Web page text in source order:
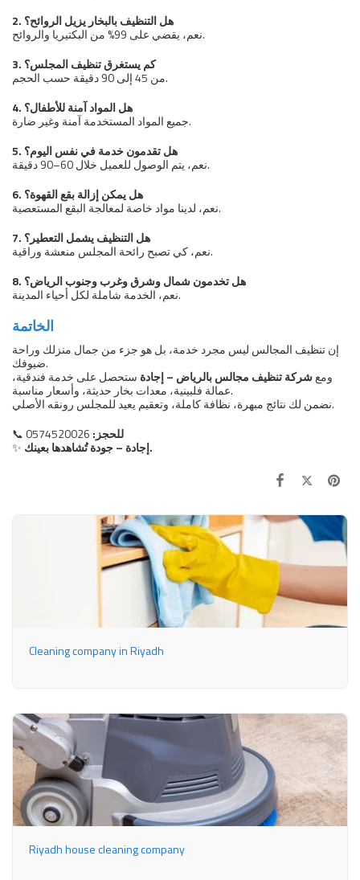
2. هل التنظيف بالبخار يزيل الروائح؟
نعم، يقضي على 99% من البكتيريا والروائح.
3. كم يستغرق تنظيف المجلس؟
من 45 إلى 90 دقيقة حسب الحجم.
4. هل المواد آمنة للأطفال؟
جميع المواد المستخدمة آمنة وغير ضارة.
5. هل تقدمون خدمة في نفس اليوم؟
نعم، يتم الوصول للعميل خلال 60–90 دقيقة.
6. هل يمكن إزالة بقع القهوة؟
نعم، لدينا مواد خاصة لمعالجة البقع المستعصية.
7. هل التنظيف يشمل التعطير؟
نعم، كي تصبح رائحة المجلس منعشة وراقية.
8. هل تخدمون شمال وشرق وغرب وجنوب الرياض؟
نعم، الخدمة شاملة لكل أحياء المدينة.
الخاتمة
إن تنظيف المجالس ليس مجرد خدمة، بل هو جزء من جمال منزلك وراحة
ضيوفك.
ومعشركة تنظيف مجالس بالرياض – إجادة ستحصل على خدمة فندقية،
عمالة فلبينية، معدات بخار حديثة، وأسعار مناسبة.
نضمن لك نتائج مبهرة، نظافة كاملة، وتعقيم يعيد للمجلس رونقه الأصلي.
📞
للحجز:
✨
إجادة – جودة تُشاهدها بعينك.
Cleaning company in Riyadh
Riyadh house cleaning company